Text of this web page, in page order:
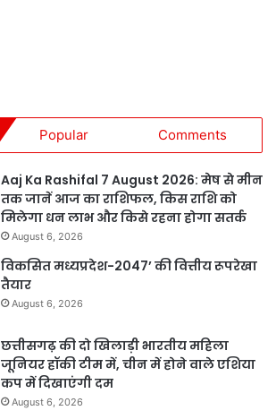
Popular Comments
Aaj Ka Rashifal 7 August 2026: मेष से मीन
तक जानें आज का राशिफल, किस राशि को
मिलेगा धन लाभ और किसे रहना होगा सतर्क
August 6, 2026
विकसित मध्यप्रदेश-2047’ की वित्तीय रूपरेखा
तैयार
August 6, 2026
छत्तीसगढ़ की दो खिलाड़ी भारतीय महिला
जूनियर हॉकी टीम में, चीन में होने वाले एशिया
कप में दिखाएंगी दम
August 6, 2026